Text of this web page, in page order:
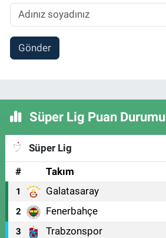
Gönder
Süper Lig Puan Durumu
Süper Lig
#
Takım
1 Galatasaray
2 Fenerbahçe
3 Trabzonspor